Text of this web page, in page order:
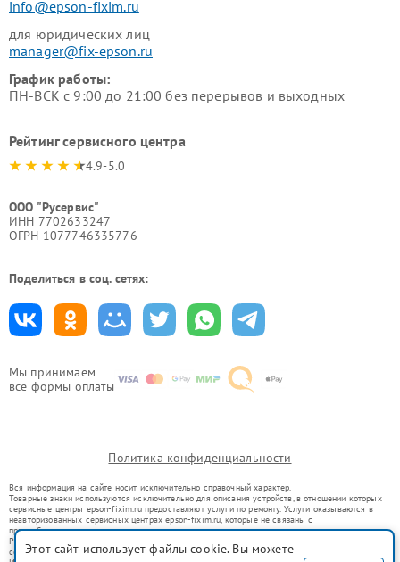
Мы принимаем
все формы оплаты
info@epson-fixim.ru
для юридических лиц
manager@fix-epson.ru
График работы:
ПН-ВСК с 9:00 до 21:00 без перерывов и выходных
Рейтинг сервисного центра
4.9-5.0
ООО "Русервис"
ИНН 7702633247
ОГРН 1077746335776
Поделиться в соц. сетях:
Политика конфиденциальности
Вся информация на сайте носит исключительно справочный характер.
Товарные знаки используются исключительно для описания устройств, в отношении которых
сервисные центры epson-fixim.ru предоставляют услуги по ремонту. Услуги оказываются в
неавторизованных сервисных центрах epson-fixim.ru, которые не связаны с
правообладателями товарных знаков или их официальными представителями.
Ремонт осуществляется для устройств, уже введенных в гражданский оборот в соответствии
со статьей 1487 ГК РФ.
Этот сайт использует файлы cookie. Вы можете